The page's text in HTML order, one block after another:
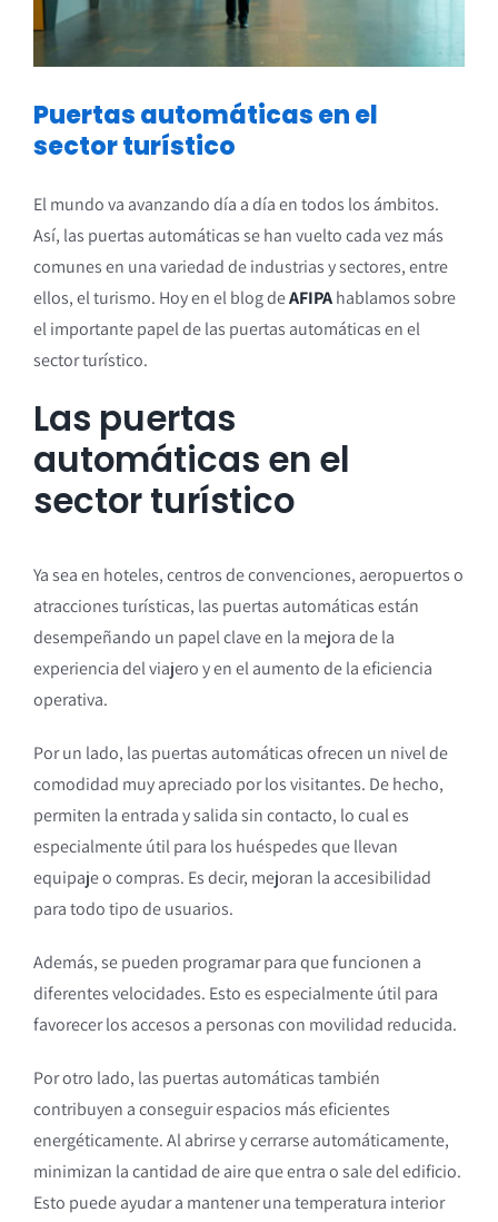
Puertas automáticas en el
sector turístico
El mundo va avanzando día a día en todos los ámbitos.
Así, las puertas automáticas se han vuelto cada vez más
comunes en una variedad de industrias y sectores, entre
ellos, el turismo. Hoy en el blog deAFIPAhablamos sobre
el importante papel de las puertas automáticas en el
sector turístico.
Las puertas
automáticas en el
sector turístico
Ya sea en hoteles, centros de convenciones, aeropuertos o
atracciones turísticas, las puertas automáticas están
desempeñando un papel clave en la mejora de la
experiencia del viajero y en el aumento de la eficiencia
operativa.
Por un lado, las puertas automáticas ofrecen un nivel de
comodidad muy apreciado por los visitantes. De hecho,
permiten la entrada y salida sin contacto, lo cual es
especialmente útil para los huéspedes que llevan
equipaje o compras. Es decir, mejoran la accesibilidad
para todo tipo de usuarios.
Además, se pueden programar para que funcionen a
diferentes velocidades. Esto es especialmente útil para
favorecer los accesos a personas con movilidad reducida.
Por otro lado, las puertas automáticas también
contribuyen a conseguir espacios más eficientes
energéticamente. Al abrirse y cerrarse automáticamente,
minimizan la cantidad de aire que entra o sale del edificio.
Esto puede ayudar a mantener una temperatura interior